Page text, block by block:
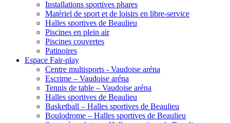
Installations sportives phares
Matériel de sport et de loisirs en libre-service
Halles sportives de Beaulieu
Piscines en plein air
Piscines couvertes
Patinoires
Espace Fair-play
Centre multisports - Vaudoise aréna
Escrime – Vaudoise aréna
Tennis de table – Vaudoise aréna
Halles sportives de Beaulieu
Basketball – Halles sportives de Beaulieu
Boulodrome – Halles sportives de Beaulieu